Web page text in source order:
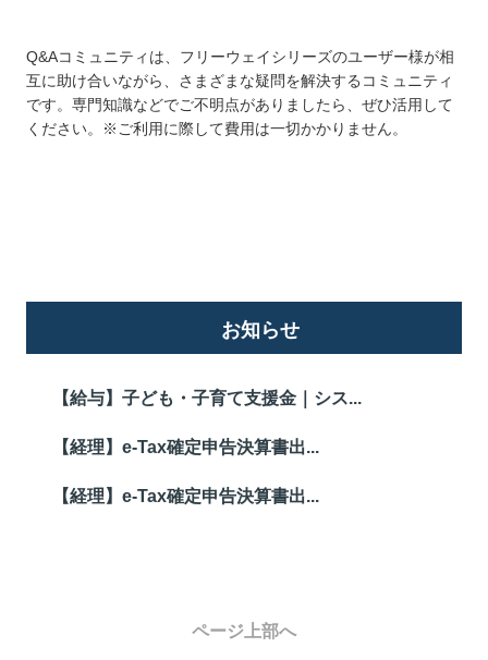
Q&Aコミュニティは、フリーウェイシリーズのユーザー様が相
互に助け合いながら、さまざまな疑問を解決するコミュニティ
です。専門知識などでご不明点がありましたら、ぜひ活用して
ください。※ご利用に際して費用は一切かかりません。
お知らせ
【給与】子ども・子育て支援金｜シス...
【経理】e-Tax確定申告決算書出...
【経理】e-Tax確定申告決算書出...
ページ上部へ